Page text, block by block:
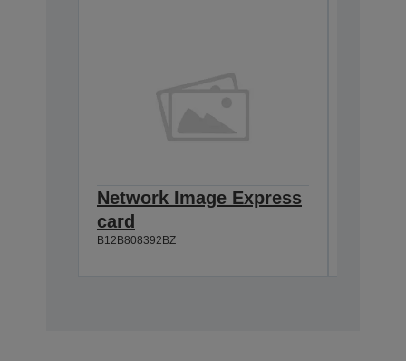
Network Image Express
card
B12B808392BZ